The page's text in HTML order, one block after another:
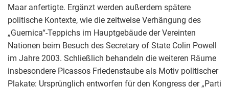
Maar anfertigte. Ergänzt werden außerdem spätere
politische Kontexte, wie die zeitweise Verhängung des
„Guernica“-Teppichs im Hauptgebäude der Vereinten
Nationen beim Besuch des Secretary of State Colin Powell
im Jahre 2003. Schließlich behandeln die weiteren Räume
insbesondere Picassos Friedenstaube als Motiv politischer
Plakate: Ursprünglich entworfen für den Kongress der „Parti